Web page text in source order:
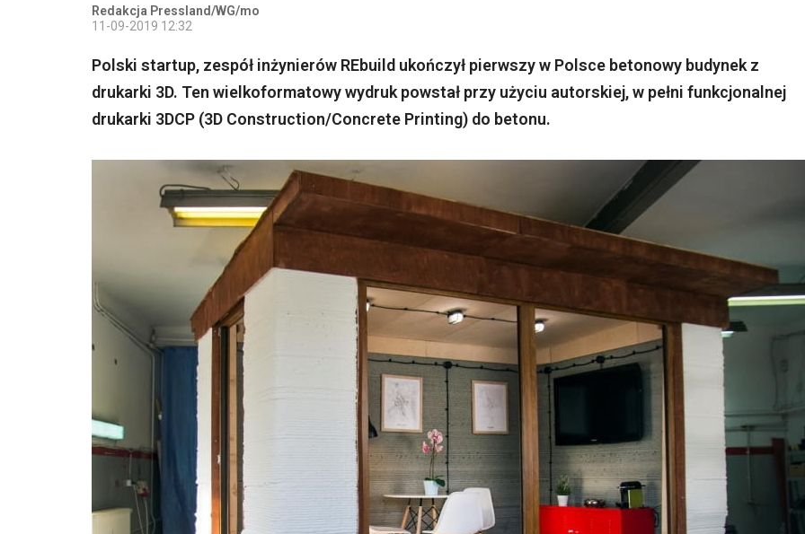
Redakcja Pressland/WG/mo
11-09-2019 12:32
Polski startup, zespół inżynierów REbuild ukończył pierwszy w Polsce betonowy budynek z
drukarki 3D. Ten wielkoformatowy wydruk powstał przy użyciu autorskiej, w pełni funkcjonalnej
drukarki 3DCP (3D Construction/Concrete Printing) do betonu.